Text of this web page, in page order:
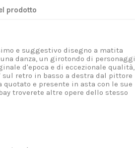
prodotto
e suggestivo disegno a matita
danza, un girotondo di personaggi
d'epoca e di eccezionale qualità,
sul retro in basso a destra dal pittore
quotato e presente in asta con le sue
troverete altre opere dello stesso